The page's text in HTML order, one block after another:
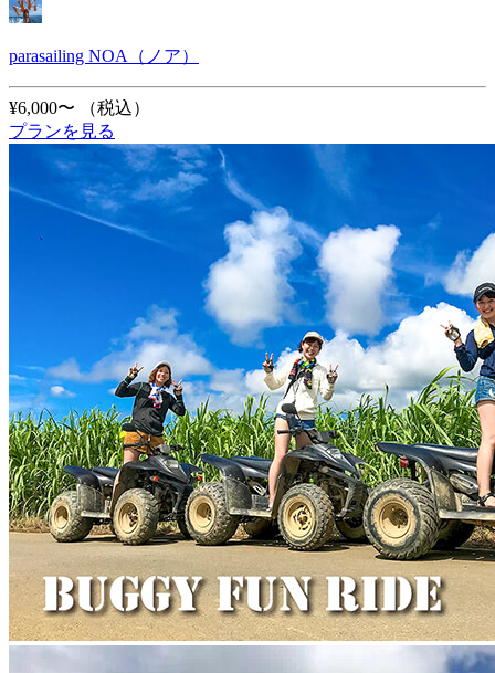
parasailing NOA（ノア）
¥6,000〜
（税込）
プランを見る